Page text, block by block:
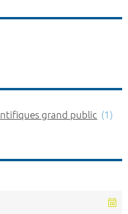
grand public (1)